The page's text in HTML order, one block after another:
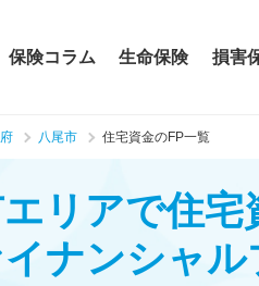
保険コラム 生命保険 損害
八尾市 住宅資金のFP一覧
リアで住宅
ナンシャル